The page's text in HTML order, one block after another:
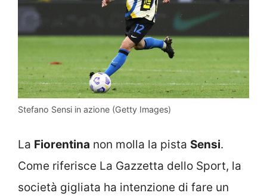
Stefano Sensi in azione (Getty Images)
La Fiorentina non molla la pista Sensi.
Come riferisce La Gazzetta dello Sport, la
società gigliata ha intenzione di fare un